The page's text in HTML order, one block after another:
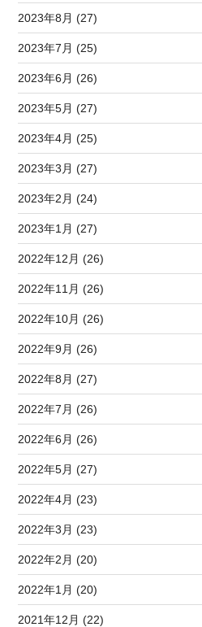
2023年8月 (27)
2023年7月 (25)
2023年6月 (26)
2023年5月 (27)
2023年4月 (25)
2023年3月 (27)
2023年2月 (24)
2023年1月 (27)
2022年12月 (26)
2022年11月 (26)
2022年10月 (26)
2022年9月 (26)
2022年8月 (27)
2022年7月 (26)
2022年6月 (26)
2022年5月 (27)
2022年4月 (23)
2022年3月 (23)
2022年2月 (20)
2022年1月 (20)
2021年12月 (22)